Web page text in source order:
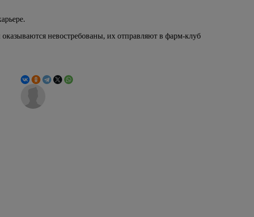
невостребованы, их отправляют в фарм-клуб